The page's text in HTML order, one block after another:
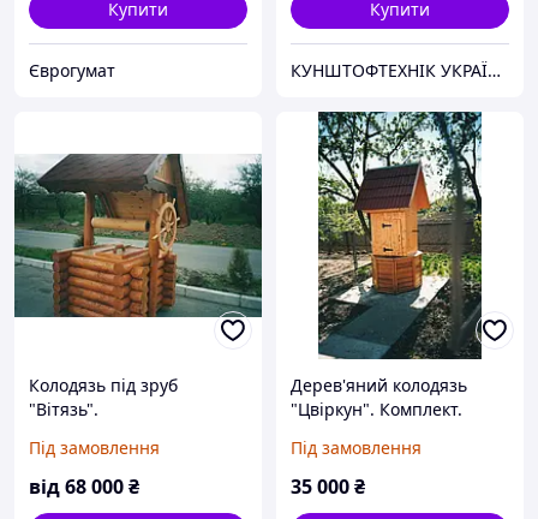
Купити
Єврогумат
Купити
КУНШТОФТЕХНІК УКРАЇНА
Колодязь під зруб
"Вітязь".
Під замовлення
від68 000₴
Дерев'яний колодязь
"Цвіркун". Комплект.
Під замовлення
35 000₴